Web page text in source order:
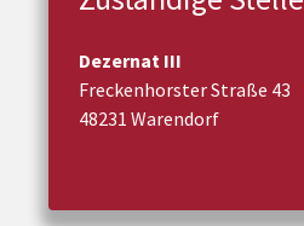
Dezernat III
Freckenhorster Straße 43
48231 Warendorf